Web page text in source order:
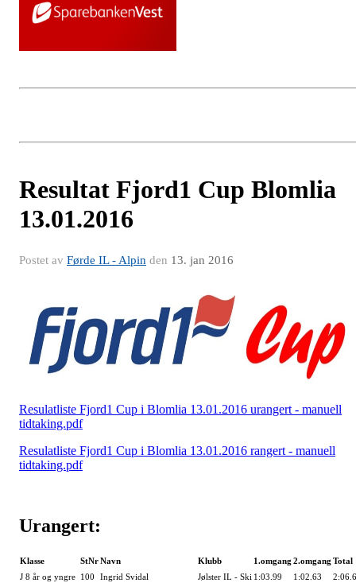
Resultat Fjord1 Cup Blomlia
13.01.2016
Postet av Førde IL - Alpin den 13. jan 2016
Resulatliste Fjord1 Cup i Blomlia 13.01.2016 urangert - manuell
tidtaking.pdf
Resulatliste Fjord1 Cup i Blomlia 13.01.2016 rangert - manuell
tidtaking.pdf
Urangert:
Klasse StNrNavn Klubb 1.omgang2.omgangTotal
J 8 år og yngre 100 Ingrid Svidal Jølster IL - Ski 1:03.99 1:02.63